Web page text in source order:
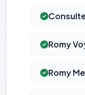
Romy
Romy